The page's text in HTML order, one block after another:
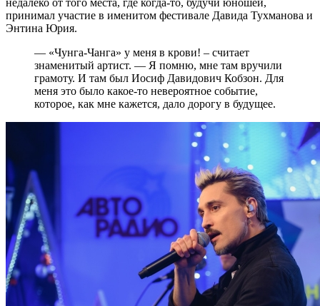
принимал участие в именитом фестивале Давида Тухманова и
Энтина Юрия.
— «Чунга-Чанга» у меня в крови! – считает
знаменитый артист. — Я помню, мне там вручили
грамоту. И там был Иосиф Давидович Кобзон. Для
меня это было какое-то невероятное событие,
которое, как мне кажется, дало дорогу в будущее.